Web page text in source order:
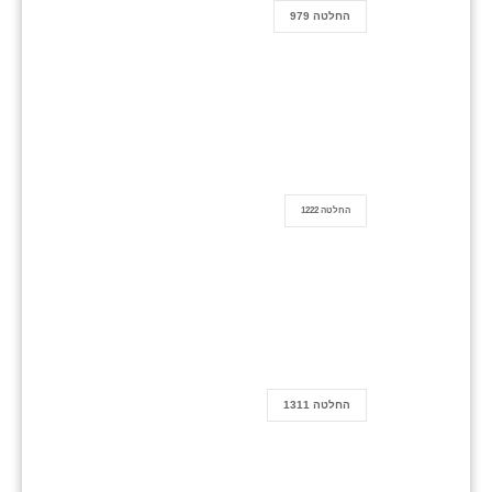
החלטה 979
החלטה 1222
החלטה 1311